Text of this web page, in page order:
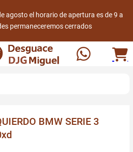
agosto el horario de apertura es de 9 a
permaneceremos cerrados
BMW SERIE 3